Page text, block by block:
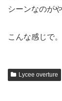
シーンなのが
こんな感じで。
Lycee overture